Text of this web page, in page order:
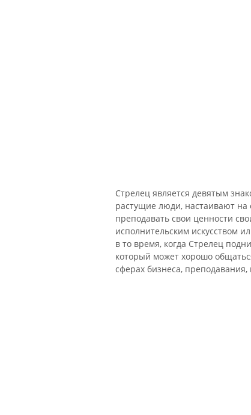
Стрелец является девятым
растущие люди, настаивают
преподавать свои ценности
исполнительским искусством
в то время, когда Стрелец
который может хорошо
сферах бизнеса,